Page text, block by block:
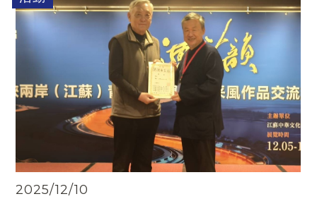
2025/12/10